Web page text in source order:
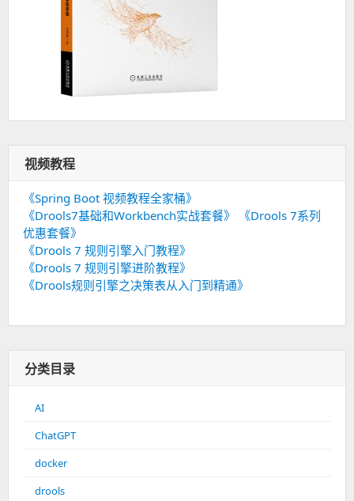
视频教程
《Spring Boot 视频教程全家桶》
《Drools7基础和Workbench实战套餐》
《Drools 7系列
优惠套餐》
《Drools 7 规则引擎入门教程》
《Drools 7 规则引擎进阶教程》
《Drools规则引擎之决策表从入门到精通》
分类目录
AI
ChatGPT
docker
drools